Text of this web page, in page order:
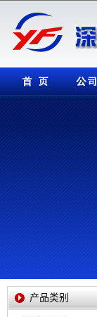
简介 资质证书
产品类别